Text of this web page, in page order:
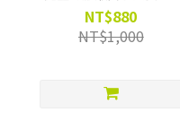
組-限時88折(買就贈漱口
水葡萄口味12ml*4)
NT$880
NT$1,000